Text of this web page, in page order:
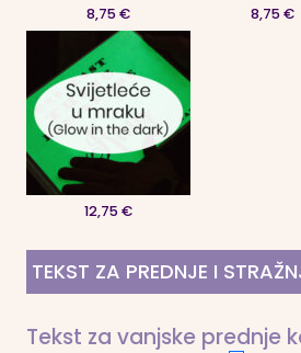
8,75 € 8,75 €
12,75 €
TEKST ZA PREDNJE I
Tekst za vanjske prednje